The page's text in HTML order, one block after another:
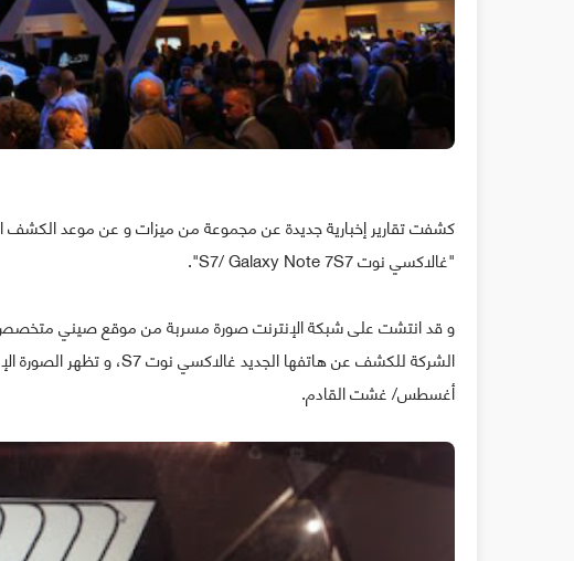
كشفت تقارير إخبارية جديدة عن مجموعة من ميزات و عن موعد الكشف
"غالاكسي نوت S7/ Galaxy Note 7S7".
أغسطس/ غشت القادم.